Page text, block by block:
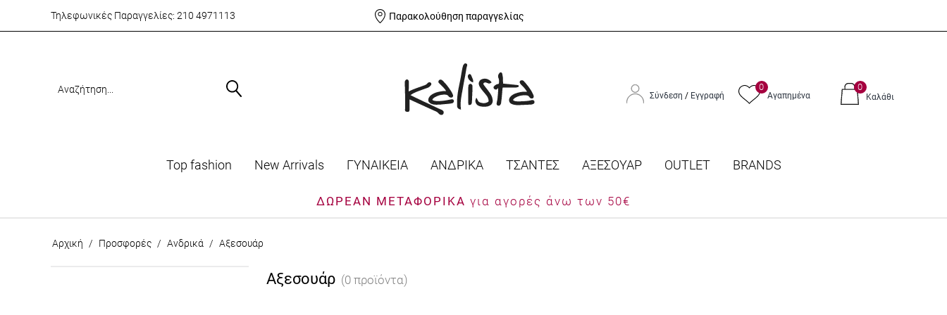
Τηλεφωνικές Παραγγελίες: 210 4971113 Παρακολούθηση παραγγελίας
Σύνδεση / Εγγραφή
0
Αγαπημένα
0
Καλάθι
Top fashion Νew Arrivals ΓΥΝΑΙΚΕΙΑ ΑΝΔΡΙΚΑ ΤΣΑΝΤΕΣ ΑΞΕΣΟΥΑΡ OUTLET BRANDS
ΔΩΡΕΑΝ ΜΕΤΑΦΟΡΙΚΑ για αγορές άνω των 50€
Αρχική / Προσφορές / Ανδρικά / Αξεσουάρ
Αξεσουάρ (0 προϊόντα)